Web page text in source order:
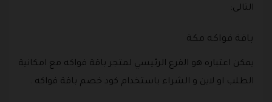
التالى:
باقة فواكه مكة
يمكن اعتباره هو الفرع الرئيسي لمتجر باقة فواكه مع امكانية
الطلب او لاين و الشراء باستخدام كود خصم باقة فواكه .